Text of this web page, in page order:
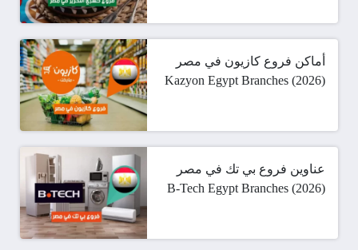
أماكن فروع كازيون في مصر
(2026) Kazyon Egypt Branches
عناوين فروع بي تك في مصر
(2026) B-Tech Egypt Branches